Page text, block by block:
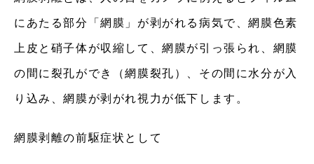
にあたる部分「網膜」が剥がれる病気で、網膜色素
上皮と硝子体が収縮して、網膜が引っ張られ、網膜
の間に裂孔ができ（網膜裂孔）、 その間に水分が入
り込み、網膜が剥がれ視力が低下します。
網膜剥離の前駆症状として